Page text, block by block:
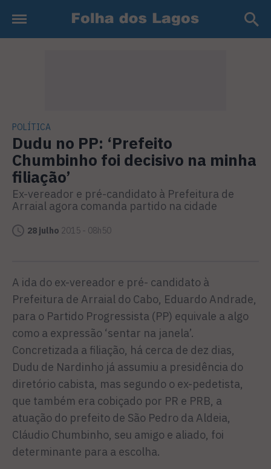
POLÍTICA
Dudu no PP: ‘Prefeito
Chumbinho foi decisivo na minha
filiação’
Ex-vereador e pré-candidato à Prefeitura de
Arraial agora comanda partido na cidade
28 julho 2015 - 08h50
A ida do ex-vereador e pré- candidato à
Prefeitura de Arraial do Cabo, Eduardo Andrade,
para o Partido Progressista (PP) equi­vale a algo
como a expressão ‘sentar na janela’.
Concretizada a filiação, há cerca de dez dias,
Dudu de Nardinho já assumiu a presidência do
diretório cabista, mas segundo o ex-pedetista,
que também era cobiçado por PR e PRB, a
atuação do prefeito de São Pedro da Aldeia,
Cláudio Chumbinho, seu amigo e aliado, foi
determinante para a escolha.